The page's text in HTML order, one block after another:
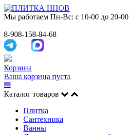
Мы работаем Пн-Вс: с 10-00 до 20-00
8-908-158-84-68
Корзина
Ваша корзина пуста
Каталог товаров
Плитка
Сантехника
Ванны